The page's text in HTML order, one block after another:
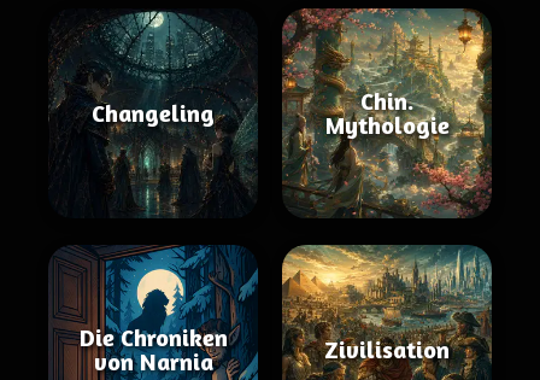
Changeling
Chin.
Mythologie
Die Chroniken
von Narnia
Zivilisation